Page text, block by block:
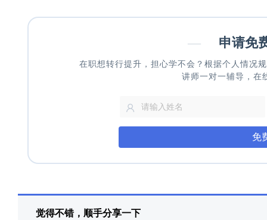
— 申请免
在职想转行提升，担心学不会？根据个人情况
讲师一对一辅导，在
免
觉得不错，顺手分享一下